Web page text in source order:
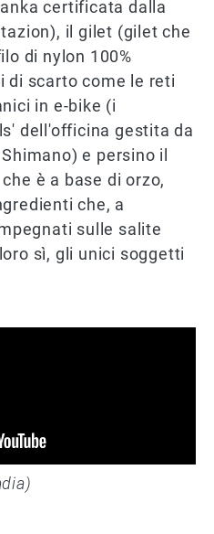
certificata dalla
il gilet (gilet che
di nylon 100%
di scarto come le reti
in e-bike (i
dell'officina gestita da
e persino il
è a base di orzo,
che, a
sulle salite
sì, gli unici soggetti